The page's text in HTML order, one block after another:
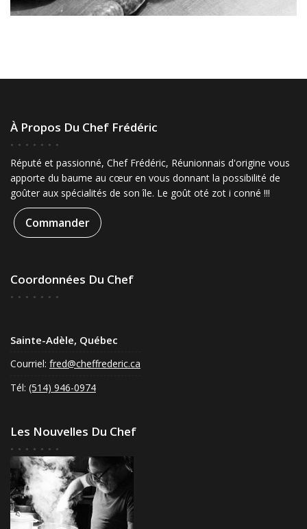
À Propos Du Chef Frédéric
Réputé et passionné, Chef Frédéric, Réunionnais d'origine vous
apporte du baume au cœur en vous donnant la possibilité de
goûter aux spécialités de son île. Le goût oté zot i conné !!!
Commander
Coordonnées Du Chef
Sainte-Adèle, Québec
Courriel: fred@cheffrederic.ca
Tél: (514) 946-0974
Les Nouvelles Du Chef